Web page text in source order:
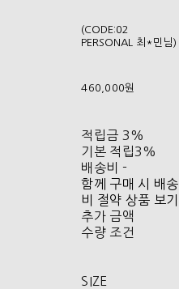
(CODE:02
PERSONAL 최*민님)
460,000원
적립금 3%
기본 적립3%
배송비 -
함께 구매 시 배송
비 절약 상품 보기
추가 금액
수량 조건
SIZE